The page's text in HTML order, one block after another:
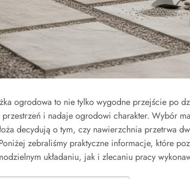
ogrodowa to nie tylko wygodne przejście po
i nadaje ogrodowi charakter. Wybór
decydują o tym, czy nawierzchnia przetrwa
zebraliśmy praktyczne informacje, które
układaniu, jak i zlecaniu pracy